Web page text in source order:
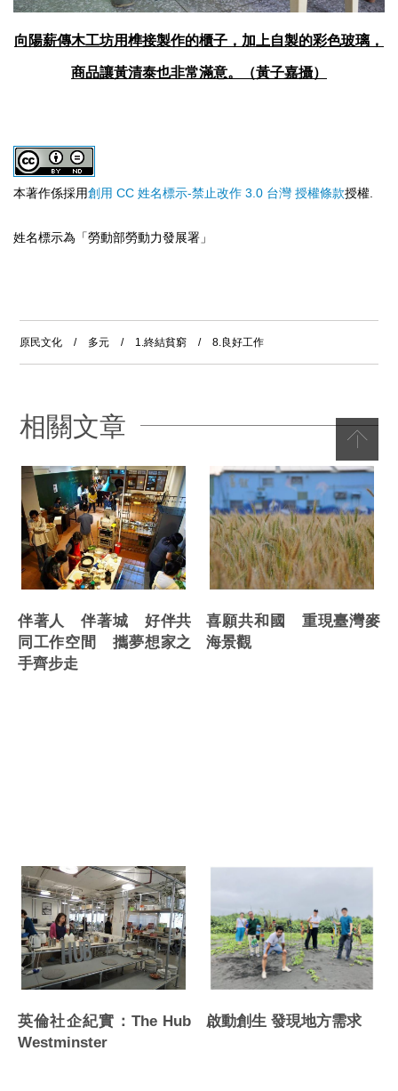
向陽薪傳木工坊用榫接製作的櫃子，加上自製的彩色玻璃，
商品讓黃清泰也非常滿意。（黃子嘉攝）
本著作係採用創用 CC 姓名標示-禁止改作 3.0 台灣 授權條款授權.
姓名標示為「勞動部勞動力發展署」
原民文化 / 多元 / 1.終結貧窮 / 8.良好工作
相關文章
伴著人 伴著城 好伴共
同工作空間 攜夢想家之
手齊步走
喜願共和國 重現臺灣麥
海景觀
英倫社企紀實：The Hub
Westminster
啟動創生 發現地方需求